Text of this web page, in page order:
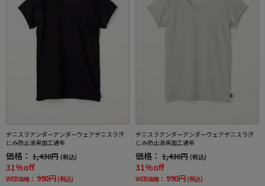
デニスラアンダーアンダーウェアデニスラ汗
じみ防止消臭加工通年
価格： 1,430円 (税込)
31%off
WEB価格： 990円 (税込)
デニスラアンダーアンダーウェアデニスラ汗
じみ防止消臭加工通年
価格： 1,430円 (税込)
31%off
WEB価格： 990円 (税込)